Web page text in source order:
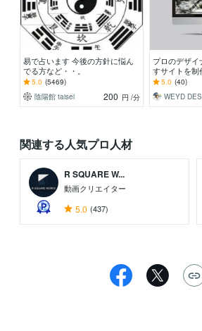
易で占います 今後の方針に悩ん
でる方など・・。
5.0 (5469)
陰陽館 taisei
200 円 /分
プロのデザ
すサイトを制
で経験】ブラ
魅力を引き出
5.0 (40)
WEYD
関連する人気プロ人材
R SQUARE W...
動画クリエイター
5.0 (437)